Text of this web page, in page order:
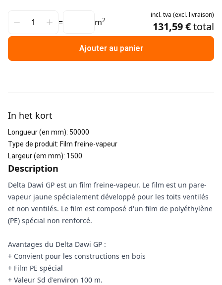
= m2
incl.tva (excl. livraison)
131,59 €total
Ajouter au panier
In het kort
Longueur (en mm): 50000
Type de produit: Film freine-vapeur
Largeur (em mm): 1500
Description
Delta Dawi GP est un film freine-vapeur. Le film est un pare-
vapeur jaune spécialement développé pour les toits ventilés
et non ventilés. Le film est composé d'un film de polyéthylène
(PE) spécial non renforcé.
Avantages du Delta Dawi GP :
+ Convient pour les constructions en bois
+ Film PE spécial
+ Valeur Sd d'environ 100 m.